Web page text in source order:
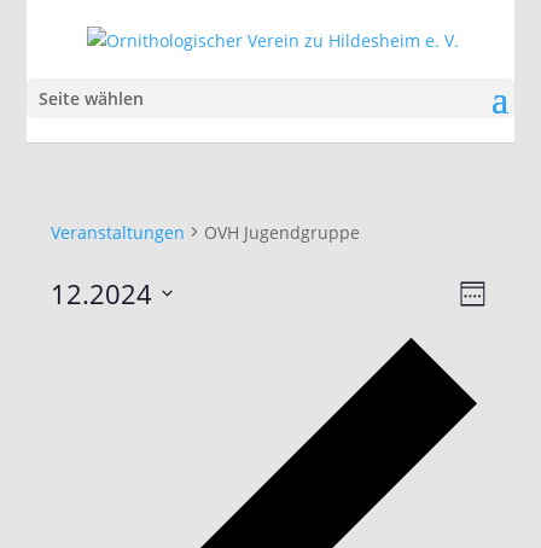
Seite wählen
Veranstaltungen OVH Jugendgruppe
Woche
12.2024